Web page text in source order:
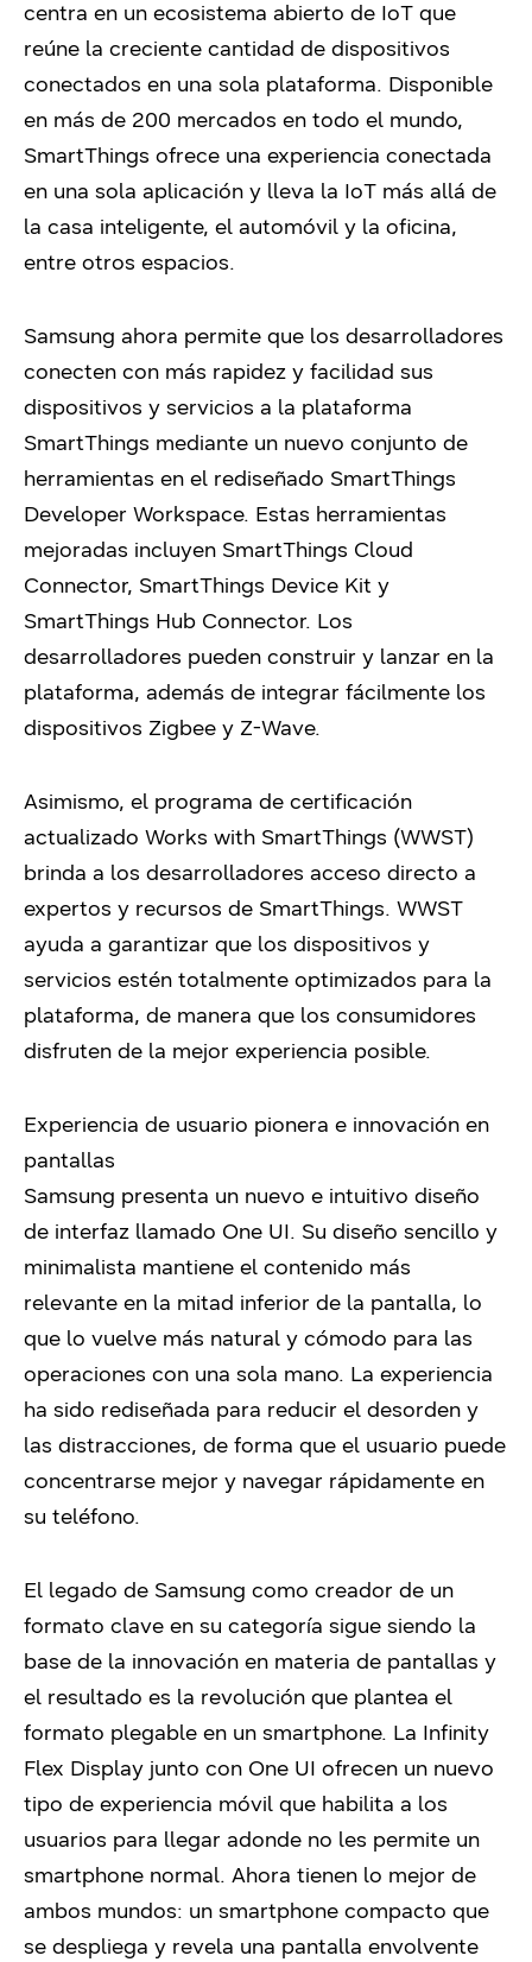
centra en un ecosistema abierto de IoT que
reúne la creciente cantidad de dispositivos
conectados en una sola plataforma. Disponible
en más de 200 mercados en todo el mundo,
SmartThings ofrece una experiencia conectada
en una sola aplicación y lleva la IoT más allá de
la casa inteligente, el automóvil y la oficina,
entre otros espacios.
Samsung ahora permite que los desarrolladores
conecten con más rapidez y facilidad sus
dispositivos y servicios a la plataforma
SmartThings mediante un nuevo conjunto de
herramientas en el rediseñado SmartThings
Developer Workspace. Estas herramientas
mejoradas incluyen SmartThings Cloud
Connector, SmartThings Device Kit y
SmartThings Hub Connector. Los
desarrolladores pueden construir y lanzar en la
plataforma, además de integrar fácilmente los
dispositivos Zigbee y Z-Wave.
Asimismo, el programa de certificación
actualizado Works with SmartThings (WWST)
brinda a los desarrolladores acceso directo a
expertos y recursos de SmartThings. WWST
ayuda a garantizar que los dispositivos y
servicios estén totalmente optimizados para la
plataforma, de manera que los consumidores
disfruten de la mejor experiencia posible.
Experiencia de usuario pionera e innovación en
pantallas
Samsung presenta un nuevo e intuitivo diseño
de interfaz llamado One UI. Su diseño sencillo y
minimalista mantiene el contenido más
relevante en la mitad inferior de la pantalla, lo
que lo vuelve más natural y cómodo para las
operaciones con una sola mano. La experiencia
ha sido rediseñada para reducir el desorden y
las distracciones, de forma que el usuario puede
concentrarse mejor y navegar rápidamente en
su teléfono.
El legado de Samsung como creador de un
formato clave en su categoría sigue siendo la
base de la innovación en materia de pantallas y
el resultado es la revolución que plantea el
formato plegable en un smartphone. La Infinity
Flex Display junto con One UI ofrecen un nuevo
tipo de experiencia móvil que habilita a los
usuarios para llegar adonde no les permite un
smartphone normal. Ahora tienen lo mejor de
ambos mundos: un smartphone compacto que
se despliega y revela una pantalla envolvente